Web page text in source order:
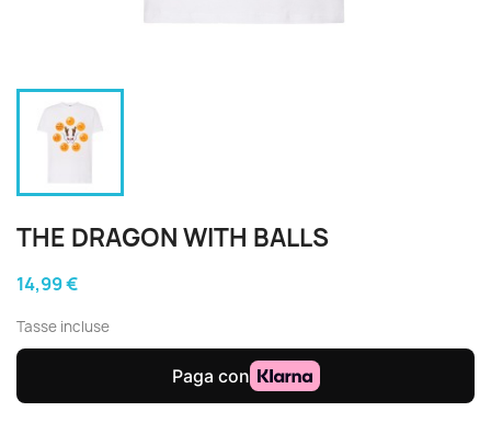
THE DRAGON WITH BALLS
14,99 €
Tasse incluse